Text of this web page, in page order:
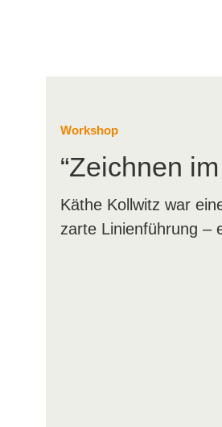
Workshop
“Zeichnen
Käthe Kollwitz war
zarte Linien­führung –